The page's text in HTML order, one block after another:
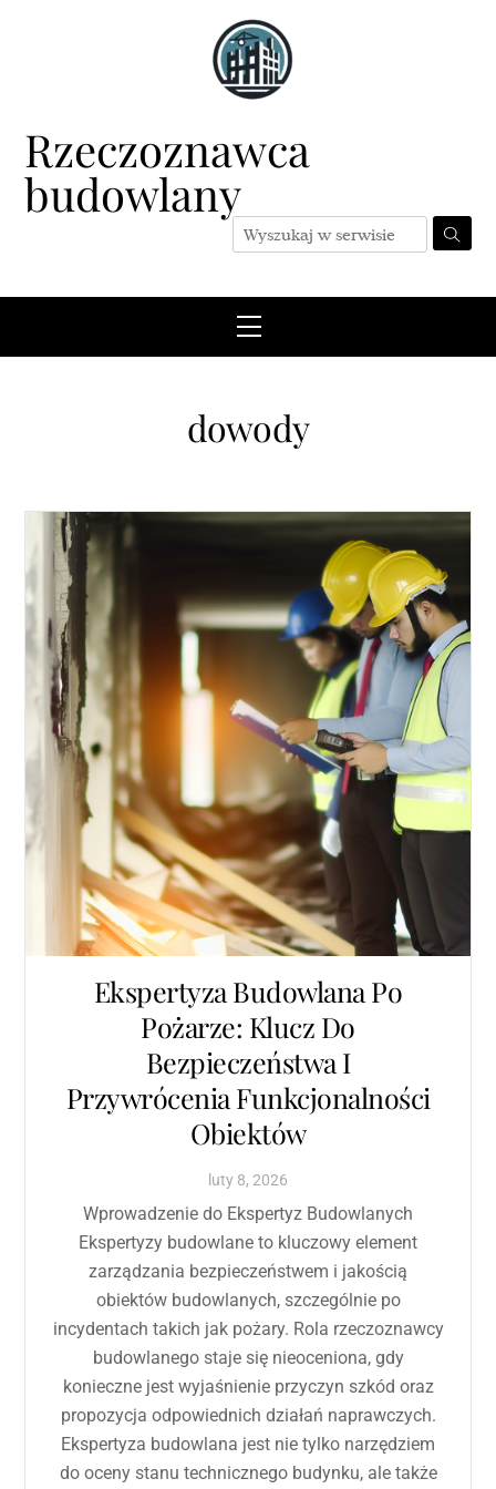
Rzeczoznawca
budowlany
Menu
dowody
Ekspertyza Budowlana Po
Pożarze: Klucz Do
Bezpieczeństwa I
Przywrócenia Funkcjonalności
Obiektów
luty 8, 2026
Wprowadzenie do Ekspertyz Budowlanych
Ekspertyzy budowlane to kluczowy element
zarządzania bezpieczeństwem i jakością
obiektów budowlanych, szczególnie po
incydentach takich jak pożary. Rola rzeczoznawcy
budowlanego staje się nieoceniona, gdy
konieczne jest wyjaśnienie przyczyn szkód oraz
propozycja odpowiednich działań naprawczych.
Ekspertyza budowlana jest nie tylko narzędziem
do oceny stanu technicznego budynku, ale także